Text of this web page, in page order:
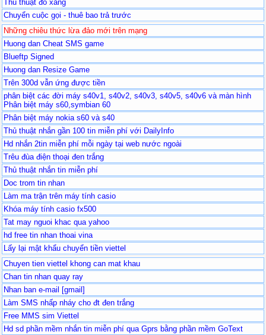
Thủ thuật đổ xăng
Chuyển cuộc gọi - thuê bao trả trước
Những chiêu thức lừa đảo mới trên mạng
Huong dan Cheat SMS game
Blueftp Signed
Huong dan Resize Game
Trên 300d vẫn ứng được tiền
phân biệt các đời máy s40v1, s40v2, s40v3, s40v5, s40v6 và màn hình
Phân biệt máy s60,symbian 60
Phân biệt máy nokia s60 và s40
Thủ thuật nhắn gần 100 tin miễn phí với DailyInfo
Hd nhắn 2tin miễn phí mỗi ngày tại web nước ngoài
Trêu đùa điện thoại đen trắng
Thủ thuật nhắn tin miễn phí
Doc trom tin nhan
Làm ma trận trên máy tính casio
Khóa máy tính casio fx500
Tat may nguoi khac qua yahoo
hd free tin nhan thoai vina
Lấy lại mật khẩu chuyển tiền viettel
Chuyen tien viettel khong can mat khau
Chan tin nhan quay ray
Nhan ban e-mail [gmail]
Làm SMS nhấp nháy cho đt đen trắng
Free MMS sim Viettel
Hd sd phần mềm nhắn tin miễn phí qua Gprs bằng phần mềm GoText